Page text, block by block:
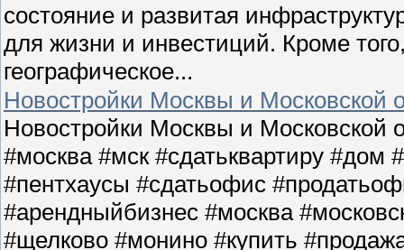
состояние и развитая
для жизни и инвестиций. Кроме
географическое...
Новостройки Москвы и Московской
Новостройки Москвы и Московской
#москва #мск #сдатьквартиру #дом
#пентхаусы #сдатьофис
#арендныйбизнес #москва
#щелково #монино #купить